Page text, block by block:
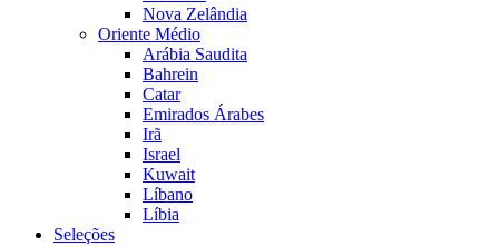
Nova Zelândia
Oriente Médio
Arábia Saudita
Bahrein
Catar
Emirados Árabes
Irã
Israel
Kuwait
Líbano
Líbia
Seleções